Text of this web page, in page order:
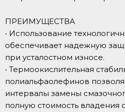
ПРЕИМУЩЕСТВА
• Использование
обеспечивает надежную
при усталостном износе.
• Термоокислительная
полиальфаолефинов
интервалы замены
полную стоимость владения